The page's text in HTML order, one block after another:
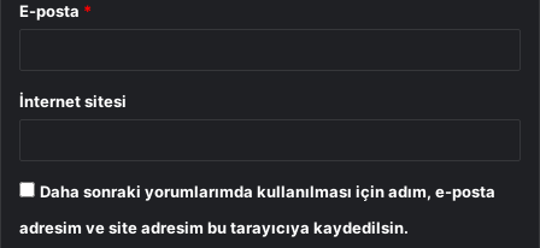
E-posta *
İnternet sitesi
Daha sonraki yorumlarımda kullanılması için adım, e-posta
adresim ve site adresim bu tarayıcıya kaydedilsin.